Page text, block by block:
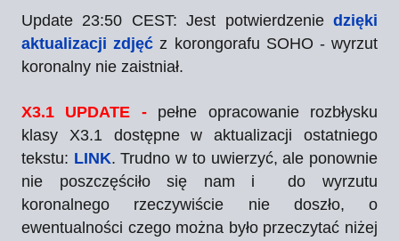
Update 23:50 CEST: Jest potwierdzenie dzięki
aktualizacji zdjęć z korongorafu SOHO - wyrzut
koronalny nie zaistniał.
X3.1 UPDATE -pełne opracowanie rozbłysku
klasy X3.1 dostępne w aktualizacji ostatniego
tekstu: LINK. Trudno w to uwierzyć, ale ponownie
nie poszczęściło się nam i do wyrzutu
koronalnego rzeczywiście nie doszło, o
ewentualności czego można było przeczytać niżej